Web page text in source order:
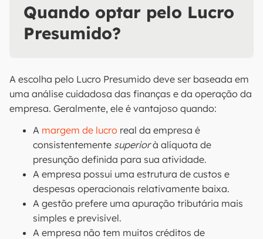
Quando optar pelo Lucro
Presumido?
A escolha pelo Lucro Presumido deve ser baseada em
uma análise cuidadosa das finanças e da operação da
empresa. Geralmente, ele é vantajoso quando:
A margem de lucro real da empresa é
consistentemente superiorà alíquota de
presunção definida para sua atividade.
A empresa possui uma estrutura de custos e
despesas operacionais relativamente baixa.
A gestão prefere uma apuração tributária mais
simples e previsível.
A empresa não tem muitos créditos de